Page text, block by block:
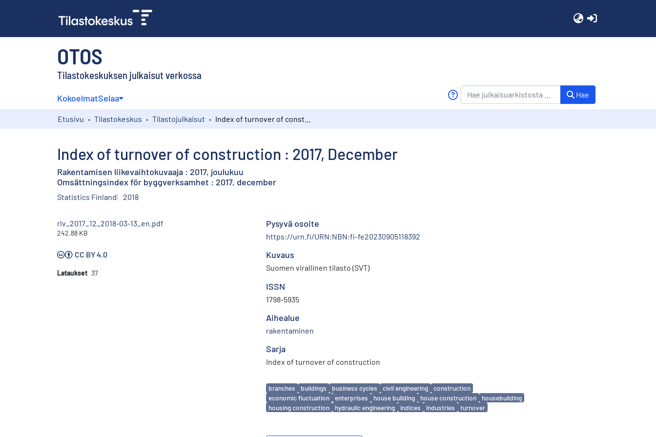
OTOS
Tilastokeskuksen julkaisut verkossa
KokoelmatSelaa Hae
Etusivu Tilastokeskus Tilastojulkaisut
Index of turnover of construction : 2017, December
Rakentamisen liikevaihtokuvaaja : 2017, joulukuu
Omsättningsindex för byggverksamhet : 2017, december
Statistics Finland 2018
rlv_2017_12_2018-03-13_en.pdf
242.88 KB
CC BY 4.0
Lataukset 37
Pysyvä osoite
https://urn.fi/URN:NBN:fi-fe20230905118392
Kuvaus
Suomen virallinen tilasto (SVT)
ISSN
1798-5935
Aihealue
rakentaminen
Sarja
Index of turnover of construction
Avainsanat
branches buildings business cycles civil engineering
construction
economic fluctuation
enterprises house building house construction
housebuilding
housing construction
hydraulic engineering indices industries turnover